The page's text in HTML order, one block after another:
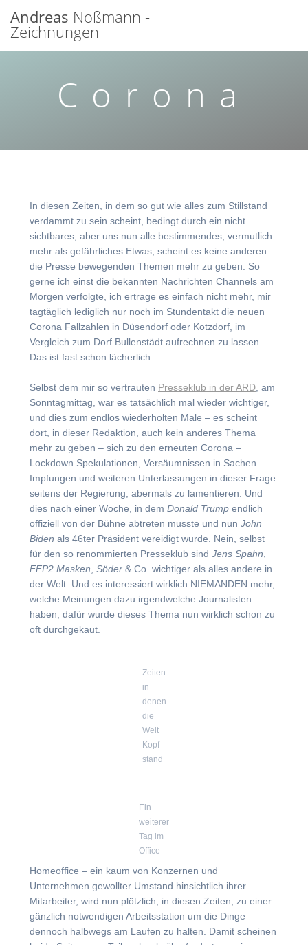
Andreas Noßmann -
Zeichnungen
Corona
In diesen Zeiten, in dem so gut wie alles zum Stillstand
verdammt zu sein scheint, bedingt durch ein nicht
sichtbares, aber uns nun alle bestimmendes, vermutlich
mehr als gefährliches Etwas, scheint es keine anderen
die Presse bewegenden Themen mehr zu geben. So
gerne ich einst die bekannten Nachrichten Channels am
Morgen verfolgte, ich ertrage es einfach nicht mehr, mir
tagtäglich lediglich nur noch im Stundentakt die neuen
Corona Fallzahlen in Düsendorf oder Kotzdorf, im
Vergleich zum Dorf Bullenstädt aufrechnen zu lassen.
Das ist fast schon lächerlich …
Selbst dem mir so vertrauten Presseklub in der ARD , am
Sonntagmittag, war es tatsächlich mal wieder wichtiger,
und dies zum endlos wiederholten Male – es scheint
dort, in dieser Redaktion, auch kein anderes Thema
mehr zu geben – sich zu den erneuten Corona –
Lockdown Spekulationen, Versäumnissen in Sachen
Impfungen und weiteren Unterlassungen in dieser Frage
seitens der Regierung, abermals zu lamentieren. Und
dies nach einer Woche, in dem Donald Trump endlich
offiziell von der Bühne abtreten musste und nun John
Biden als 46ter Präsident vereidigt wurde. Nein, selbst
für den so renommierten Presseklub sind Jens Spahn
FFP2 Masken Söder & Co. wichtiger als alles andere in
der Welt. Und es interessiert wirklich NIEMANDEN mehr,
welche Meinungen dazu irgendwelche Journalisten
haben, dafür wurde dieses Thema nun wirklich schon zu
oft durchgekaut.
Zeiten
in
denen
die
Welt
Kopf
stand
Ein
weiterer
Tag im
Office
Homeoffice – ein kaum von Konzernen und
Unternehmen gewollter Umstand hinsichtlich ihrer
Mitarbeiter, wird nun plötzlich, in diesen Zeiten, zu einer
gänzlich notwendigen Arbeitsstation um die Dinge
dennoch halbwegs am Laufen zu halten. Damit scheinen